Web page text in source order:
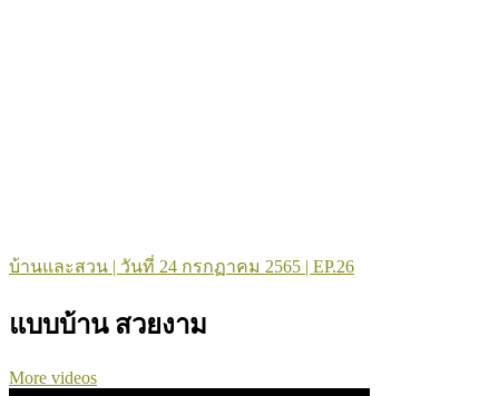
บ้านและสวน | วันที่ 24 กรกฏาคม 2565 | EP.26
แบบบ้าน สวยงาม
More videos